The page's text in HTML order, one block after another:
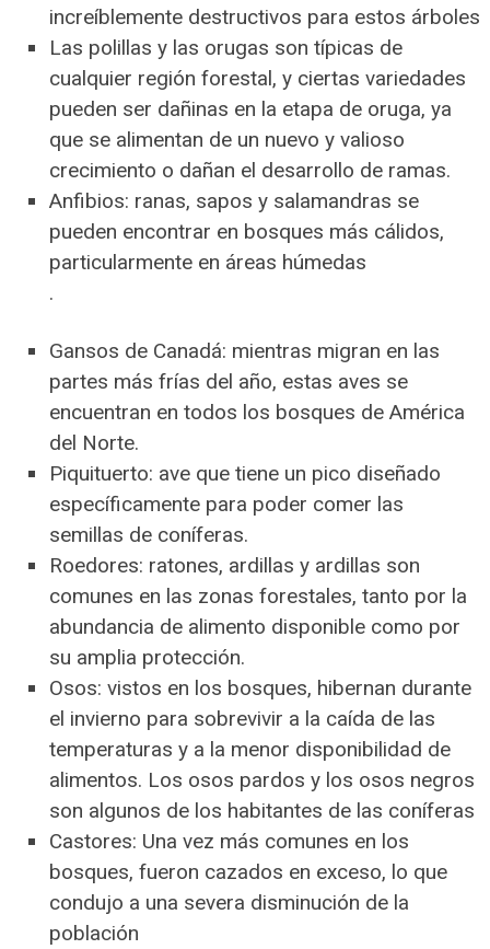
increíblemente destructivos para estos árboles
Las polillas y las orugas son típicas de
cualquier región forestal, y ciertas variedades
pueden ser dañinas en la etapa de oruga, ya
que se alimentan de un nuevo y valioso
crecimiento o dañan el desarrollo de ramas.
Anfibios: ranas, sapos y salamandras se
pueden encontrar en bosques más cálidos,
particularmente en áreas húmedas
.
Gansos de Canadá: mientras migran en las
partes más frías del año, estas aves se
encuentran en todos los bosques de América
del Norte.
Piquituerto: ave que tiene un pico diseñado
específicamente para poder comer las
semillas de coníferas.
Roedores: ratones, ardillas y ardillas son
comunes en las zonas forestales, tanto por la
abundancia de alimento disponible como por
su amplia protección.
Osos: vistos en los bosques, hibernan durante
el invierno para sobrevivir a la caída de las
temperaturas y a la menor disponibilidad de
alimentos. Los osos pardos y los osos negros
son algunos de los habitantes de las coníferas
Castores: Una vez más comunes en los
bosques, fueron cazados en exceso, lo que
condujo a una severa disminución de la
población